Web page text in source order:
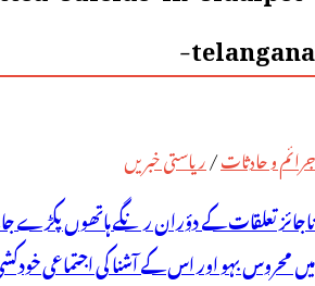
telangana-
جرائم و حادثات/ریاستی خبریں
ناجائز تعلقات کے دؤران رنگے ہاتھوں پکڑے
میں محروس بہو اور اس کے آشنا کی اجتماعی